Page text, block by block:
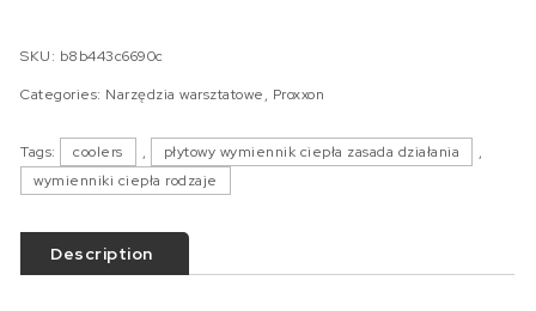
SKU: b8b443c6690c
Categories: Narzędzia warsztatowe, Proxxon
Tags: coolers , płytowy wymiennik ciepła zasada działania
,
wymienniki ciepła rodzaje
Description